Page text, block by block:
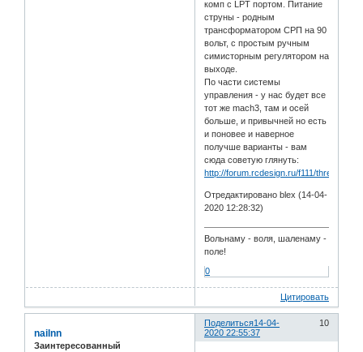
комп с LPT портом. Питание
струны - родным
трансформатором СРП на 90
вольт, с простым ручным
симисторным регулятором на
выходе.
По части системы
управления - у нас будет все
тот же mach3, там и осей
больше, и привычней но есть
и поновее и наверное
получше варианты - вам
сюда советую глянуть:
http://forum.rcdesign.ru/f111/
Отредактировано blex (14-04-
2020 12:28:32)
Вольнаму - воля, шаленаму -
поле!
0
Цитировать
Поделиться 10
14-04-
2020 22:55:37
nailnn
Заинтересованный